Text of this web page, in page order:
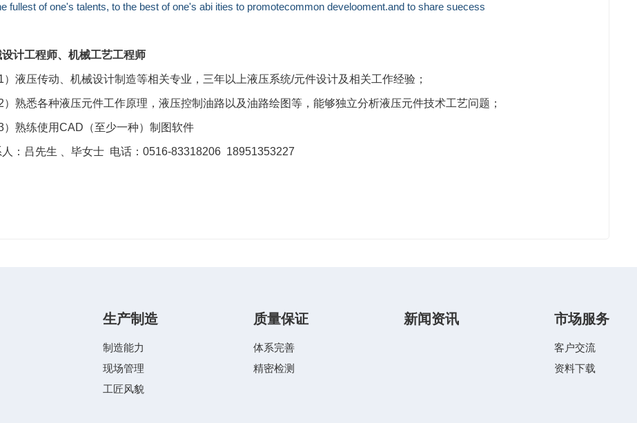
fullest of one's talents, to the best of one's abi ities to promotecommon develooment.and to share suecess
计工程师、机械工艺工程师
）液压传动、机械设计制造等相关专业，三年以上液压系统/元件设计及相关工作经验；
）熟悉各种液压元件工作原理，液压控制油路以及油路绘图等，能够独立分析液压元件技术工艺问题；
）熟练使用CAD（至少一种）制图软件
人：吕先生 、毕女士 电话：0516-83318206 18951353227
生产制造
制造能力
现场管理
工匠风貌
质量保证
体系完善
精密检测
新闻资讯 市场服务
客户交流
资料下载